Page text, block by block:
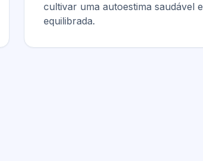
cultivar uma autoestima saudável e
equilibrada.